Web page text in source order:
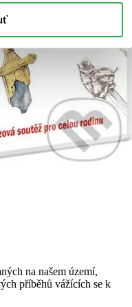
na našem území,
příběhů vážících se k